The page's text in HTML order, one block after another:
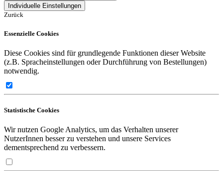
Individuelle Einstellungen
Zurück
Essenzielle Cookies
Diese Cookies sind für grundlegende Funktionen dieser Website
(z.B. Spracheinstellungen oder Durchführung von Bestellungen)
notwendig.
Statistische Cookies
Wir nutzen Google Analytics, um das Verhalten unserer
NutzerInnen besser zu verstehen und unsere Services
dementsprechend zu verbessern.